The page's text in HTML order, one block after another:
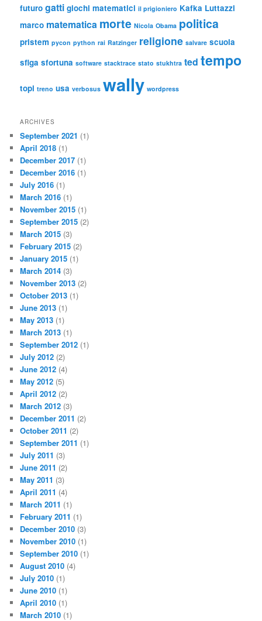
futuro gatti giochi matematici il prigioniero Kafka Luttazzi
marco matematica morte Nicola Obama politica
pristem pycon python rai Ratzinger religione salvare scuola
sfiga sfortuna software stacktrace stato stukhtra ted tempo
topi treno usa verbosus wally wordpress
ARCHIVES
September 2021 (1)
April 2018 (1)
December 2017 (1)
December 2016 (1)
July 2016 (1)
March 2016 (1)
November 2015 (1)
September 2015 (2)
March 2015 (3)
February 2015 (2)
January 2015 (1)
March 2014 (3)
November 2013 (2)
October 2013 (1)
June 2013 (1)
May 2013 (1)
March 2013 (1)
September 2012 (1)
July 2012 (2)
June 2012 (4)
May 2012 (5)
April 2012 (2)
March 2012 (3)
December 2011 (2)
October 2011 (2)
September 2011 (1)
July 2011 (3)
June 2011 (2)
May 2011 (3)
April 2011 (4)
March 2011 (1)
February 2011 (1)
December 2010 (3)
November 2010 (1)
September 2010 (1)
August 2010 (4)
July 2010 (1)
June 2010 (1)
April 2010 (1)
March 2010 (1)